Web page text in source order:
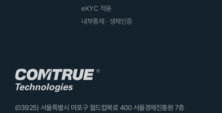
eKYC 적용
내부통제 · 생체인증
(03925) 서울특별시 마포구 월드컵북로 400 서울경제진흥원 7층